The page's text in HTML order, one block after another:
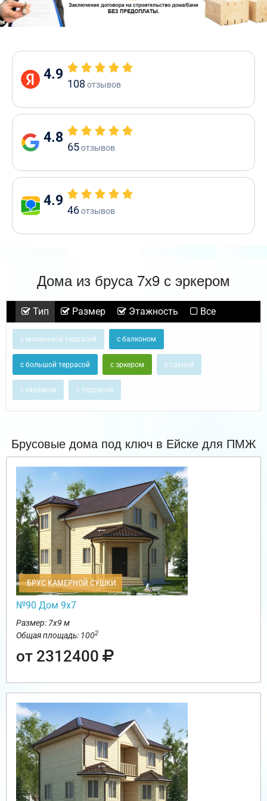
4.9
108 отзывов
4.8
65отзывов
4.9
46отзывов
Дома из бруса 7х9 с эркером
Тип Размер Этажность Все
с маленькой террасой с балконом
с большой террасой с эркером с сауной
с гаражом с террасой
Брусовые дома под ключ в Ейске для ПМЖ
БРУС КАМЕРНОЙ СУШКИ
№90 Дом 9х7
Размер: 7х9 м
Общая площадь: 1002
от 2312400